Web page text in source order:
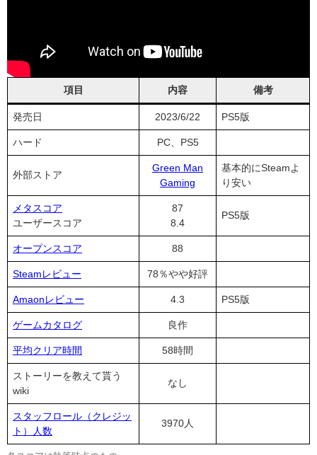
項目 内容 備考
発売日 2023/6/22 PS5版
ハード PC、PS5
外部ストア
Green Man
Gaming
基本的にSteamよ
り安い
メタスコア
ユーザースコア
87
8.4
PS5版
オープンスコア 88
Steamレビュー 78％やや好評
Amaonレビュー 4.3 PS5版
ゲームカタログ 良作
平均クリア時間 58時間
ストーリーを教えて貰う
wiki
なし
スタッフロール（クレジッ
ト）人数
3970人